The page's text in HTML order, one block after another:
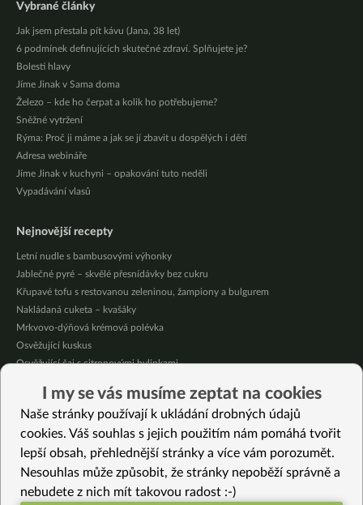
Vybrané články
Jak jsem přestala pít kávu (Jana, 38 let)
6 podmínek definujících skutečné zdraví. Splňujete je?
Bolesti hlavy
Jíme Jinak v Sama doma
Železo – kde ho čerpat a kolik ho potřebujeme?
Sněžné vytržení
Rýma: Proč ji máme a jak se jí zbavit u dospělých i dětí
Adresa webináře
Jíme Jinak v kuchyni – opakování tuto neděli
Vypadávání vlasů
Nejnovější recepty
Letní nudle s bambusovými výhonky
Jablečné pyré – skvělé přesnídávky bez cukru
Křupavé tofu s restovanou zeleninou, žampiony a bulgurem
Nakládaná cuketa – kvašáky
Mrkvovo-dýňová krémová polévka
Osvěžující kuskus
Osvěžující čaj s citronovými bylinkami
Čokoládové muffiny s mangovým krémem
Meruňky a jablka v citrónovém želé
Vybrané recepty
Kapustový mozeček
I my se vás musíme zeptat na cookies
Naše stránky používají k ukládání drobných údajů
cookies. Váš souhlas s jejich použitím nám pomáhá tvořit
lepší obsah, přehlednější stránky a více vám porozumět.
Nesouhlas může způsobit, že stránky nepoběží správně a
nebudete z nich mít takovou radost :-)